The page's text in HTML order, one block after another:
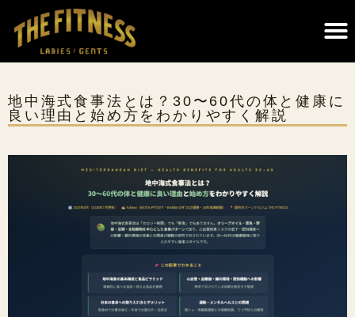
地中海式食事法とは？30〜60代の体と健康に
良い理由と始め方をわかりやすく解説